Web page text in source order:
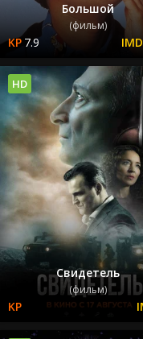
Большой
(фильм)
7.9
Свидетель
(фильм)
HD